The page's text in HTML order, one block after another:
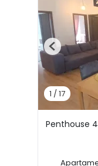
1 /17
Previous
Penthouse